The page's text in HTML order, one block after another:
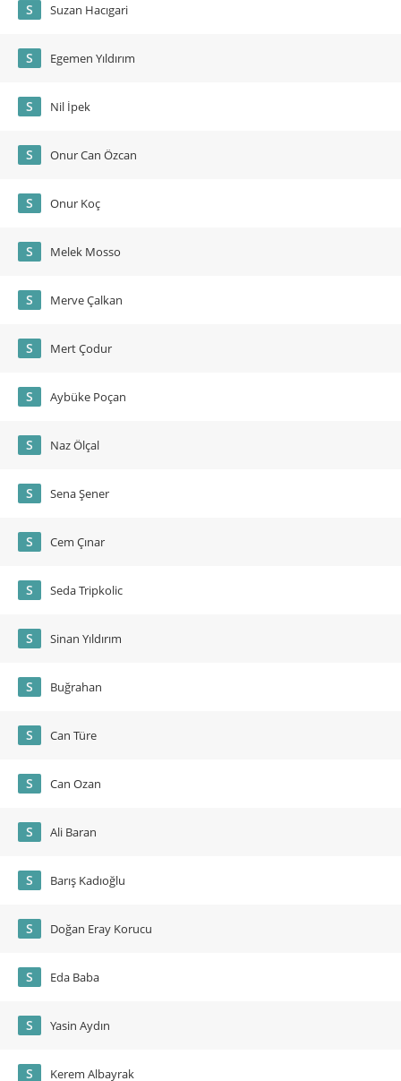
S Suzan Hacıgari
S Egemen Yıldırım
S Nil İpek
S Onur Can Özcan
S Onur Koç
S Melek Mosso
S Merve Çalkan
S Mert Çodur
S Aybüke Poçan
S Naz Ölçal
S Sena Şener
S Cem Çınar
S Seda Tripkolic
S Sinan Yıldırım
S Buğrahan
S Can Türe
S Can Ozan
S Ali Baran
S Barış Kadıoğlu
S Doğan Eray Korucu
S Eda Baba
S Yasin Aydın
S Kerem Albayrak